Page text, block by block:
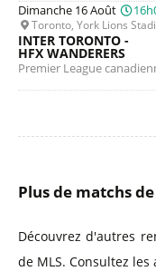
Dimanche 16 Août
Toronto, York Lions
INTER TORONTO -
HFX WANDERERS
Premier League
Plus de matchs
Découvrez d'autres
de MLS. Consultez